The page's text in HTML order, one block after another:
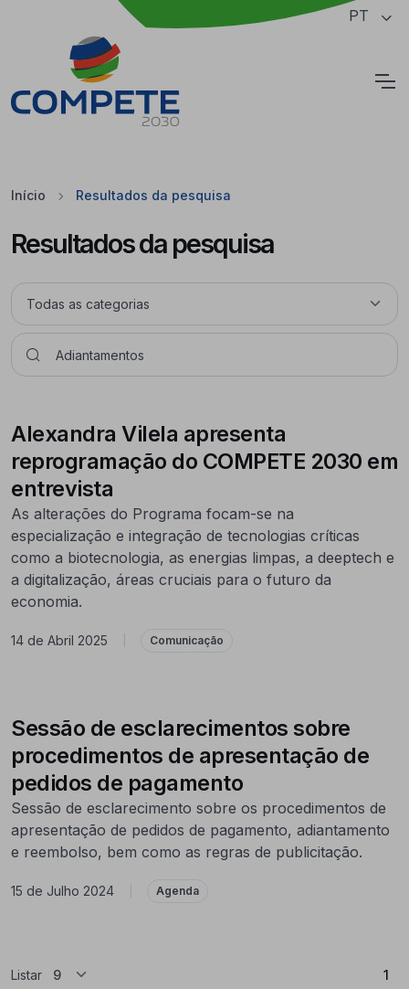
Saltar para o conteúdo principal da página PT
Início Resultados da pesquisa
Resultados da pesquisa
Alexandra Vilela apresenta
reprogramação do COMPETE 2030 em
entrevista
As alterações do Programa focam-se na
especialização e integração de tecnologias críticas
como a biotecnologia, as energias limpas, a deeptech e
a digitalização, áreas cruciais para o futuro da
economia.
14 de Abril 2025 Comunicação
Sessão de esclarecimentos sobre
procedimentos de apresentação de
pedidos de pagamento
Sessão de esclarecimento sobre os procedimentos de
apresentação de pedidos de pagamento, adiantamento
e reembolso, bem como as regras de publicitação.
15 de Julho 2024 Agenda
Listar 1